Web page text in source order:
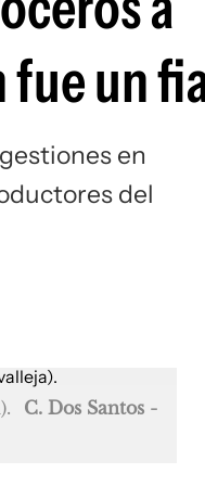
un
en
del
C. Dos Santos -